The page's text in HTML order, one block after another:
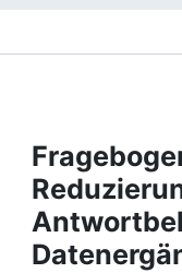
Projects
People